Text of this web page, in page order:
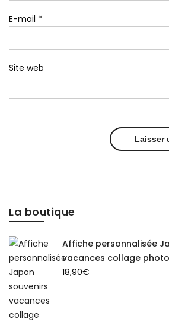
E-mail *
Site web
La boutique
Affiche personnalisée
vacances collage
18,90€